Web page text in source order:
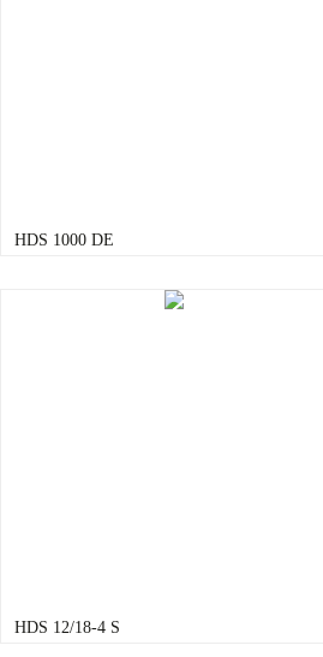
HDS 1000 DE
HDS 12/18-4 S